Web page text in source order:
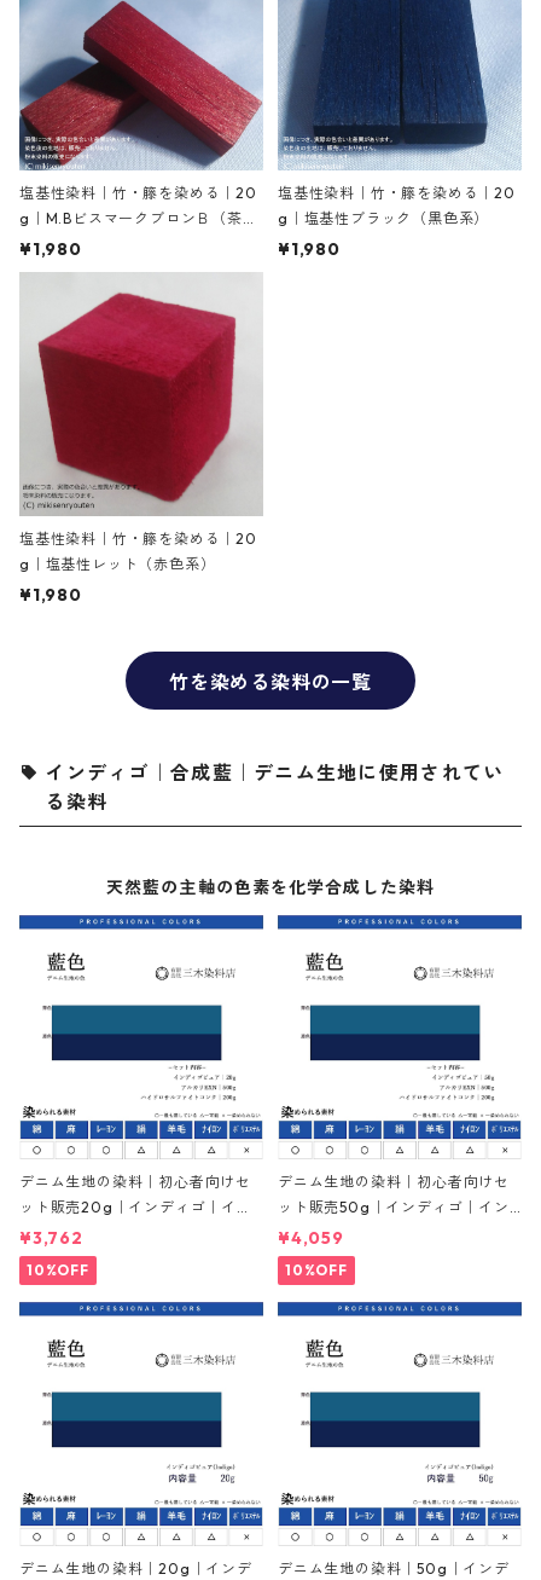
塩基性染料｜竹・籐を染める｜20
g｜M.BビスマークブロンＢ（茶
色）
¥1,980
塩基性染料｜竹・籐を染める｜20
g｜塩基性ブラック（黒色系）
¥1,980
塩基性染料｜竹・籐を染める｜20
g｜塩基性レット（赤色系）
¥1,980
竹を染める染料の一覧
インディゴ｜合成藍｜デニム生地に使用されてい
る染料
天然藍の主軸の色素を化学合成した染料
デニム生地の染料｜初心者向けセ
ット販売20g｜インディゴ｜イン
ジゴ｜indigo｜化学藍
¥3,762
10%OFF
デニム生地の染料｜初心者向けセ
ット販売50g｜インディゴ｜イン
ジゴ｜indigo｜化学藍
¥4,059
10%OFF
デニム生地の染料｜20g｜インデ
デニム生地の染料｜50g｜インデ